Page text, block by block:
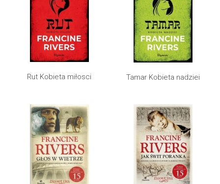
Rut Kobieta miłosci Tamar Kobieta nadziei